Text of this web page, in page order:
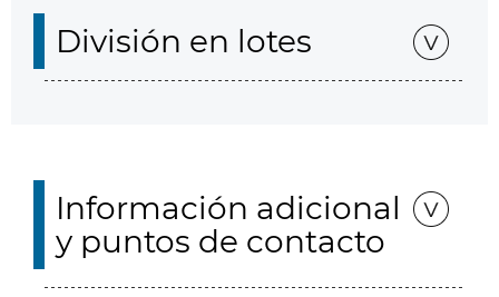
División en lotes
Información adicional
y puntos de contacto